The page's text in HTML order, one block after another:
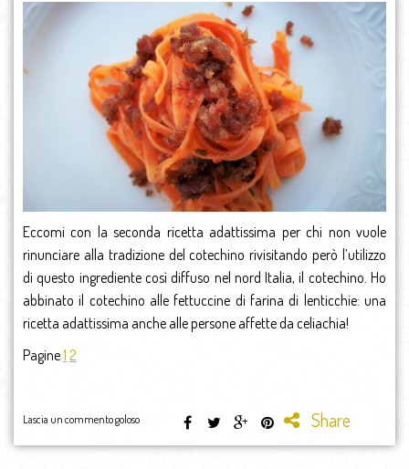
Eccomi con la seconda ricetta adattissima per chi non vuole
rinunciare alla tradizione del cotechino rivisitando però l’utilizzo
di questo ingrediente così diffuso nel nord Italia, il cotechino. Ho
abbinato il cotechino alle fettuccine di farina di lenticchie: una
ricetta adattissima anche alle persone affette da celiachia!
Pagine1 2
Lascia un commento goloso Share